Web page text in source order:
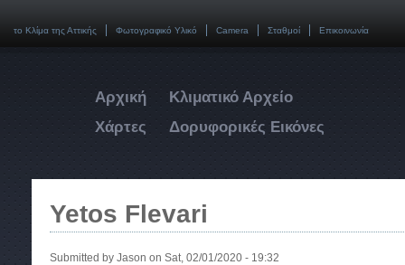
το Κλίμα της Αττικής Φωτογραφικό Υλικό Camera Σταθμοί Επικοινωνία
Αρχική
Κλιματικό Αρχείο
Χάρτες
Δορυφορικές Εικόνες
Yetos Flevari
Submitted by Jason on Sat, 02/01/2020 - 19:32